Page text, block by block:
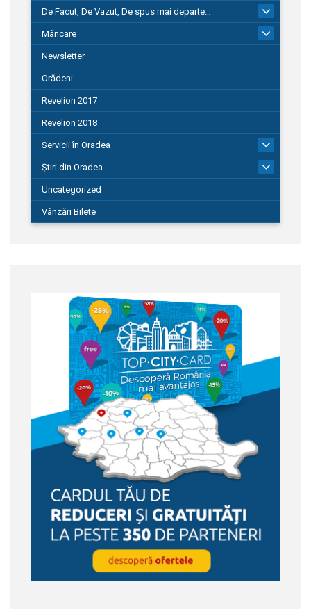
De Facut, De Vazut, De spus mai departe…
580
Mâncare
Newsletter
Orădeni
Revelion 2017
Revelion 2018
Servicii în Oradea
Știri din Oradea
Uncategorized
Vânzări Bilete